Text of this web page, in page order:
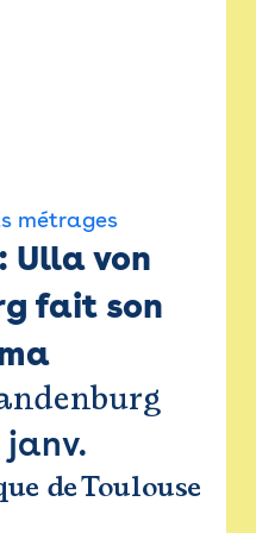
métrages
Ulla von
fait son
janv.
de Toulouse